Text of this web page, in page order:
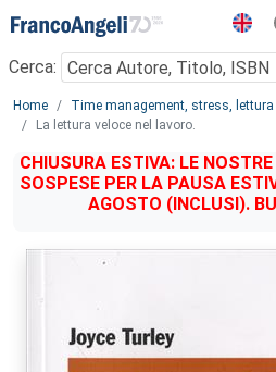
Menu
Cerca:
Main content
Home
Time management, stress, lettura
La lettura veloce nel lavoro.
CHIUSURA ESTIVA: LE
SOSPESE PER LA PAUSA
AGOSTO (INCLUSI).